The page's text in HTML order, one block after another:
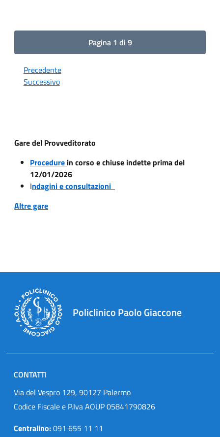
Pagina 1 di 9
Precedente
Successivo
Gare del Provveditorato
Procedure in corso e chiuse indette prima del
12/01/2026
Indagini e consultazioni
Altre gare
Policlinico Paolo Giaccone
CONTATTI
Via del Vespro 129, 90127 Palermo
Codice Fiscale e P.Iva AOUP 05841790826
Centralino:091 655 11 11